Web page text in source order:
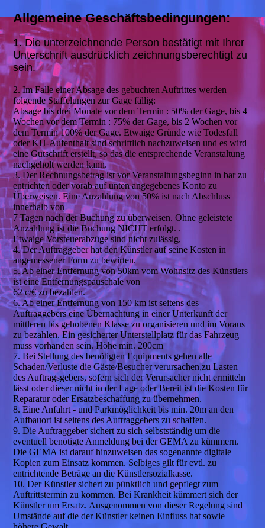
Allgemeine Geschäftsbedingungen:
1. Die unterzeichnende Person bestätigt mit Ihrer
Unterschrift ausdrücklich zeichnungsberechtigtzu
sein.
2. Im Falle einer Absage des gebuchten Auftrittes werden
folgende Staffelungen zur Gage fällig:
Absage bis drei Monate vor dem Termin : 50% der Gage, bis 4
Wochen vor dem Termin : 75% der Gage, bis 2 Wochen vor
dem Termin 100% der Gage. Etwaige Gründe wie Todesfall
oder KH-Aufenthalt sind schriftlich nachzuweisen und es wird
eine Gutschrift erstellt, so das die entsprechende Veranstaltung
nachgeholt werden kann.
3. Der Rechnungsbetrag ist vor Veranstaltungsbeginn in bar zu
entrichten oder vorab auf unten angegebenes Konto zu
Überweisen. Eine Anzahlung von 50% ist nach Abschluss
innerhalb von
7 Tagen nach der Buchung zu überweisen. Ohne geleistete
Anzahlung ist die Buchung NICHT erfolgt. .
Etwaige Vorsteuerabzüge sind nicht zulässig,
4. Der Auftraggeber hat den Künstler auf seine Kosten in
angemessener Form zu bewirten.
5. Ab einer Entfernung von 50km vom Wohnsitz des Künstlers
ist eine Entfernungspauschale von
62 c/€ zu bezahlen.
6. Ab einer Entfernung von 150 km ist seitens des
Auftraggebers eine Übernachtung in einer Unterkunft der
mittleren bis gehobenen Klasse zu organisieren und im Voraus
zu bezahlen. Ein gesicherter Unterstellplatz für das Fahrzeug
muss vorhanden sein. Höhe min. 200cm
7. Bei Stellung des benötigten Equipments gehen alle
Schaden/Verluste die Gäste/Besucher verursachen,zu Lasten
des Auftragsgebers, sofern sich der Verursacher nicht ermitteln
lässt oder dieser nicht in der Lage oder Bereit ist die Kosten für
Reparatur oder Ersatzbeschaffung zu übernehmen.
8. Eine Anfahrt - und Parkmöglichkeit bis min. 20m an den
Aufbauort ist seitens des Auftraggebers zu schaffen.
9. Die Auftraggeber sichert zu sich selbstständig um die
eventuell benötigte Anmeldung bei der GEMA zu kümmern.
Die GEMA ist darauf hinzuweisen das sogenannte digitale
Kopien zum Einsatz kommen. Selbiges gilt für evtl. zu
entrichtende Beträge an die Künstlersozialkasse.
10. Der Künstler sichert zu pünktlich und gepflegt zum
Auftrittstermin zu kommen. Bei Krankheit kümmert sich der
Künstler um Ersatz. Ausgenommen von dieser Regelung sind
Umstände auf die der Künstler keinen Einfluss hat sowie